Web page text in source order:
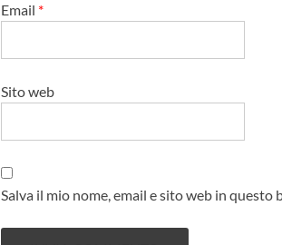
Email *
Sito web
Salva il mio nome, email e sito web in